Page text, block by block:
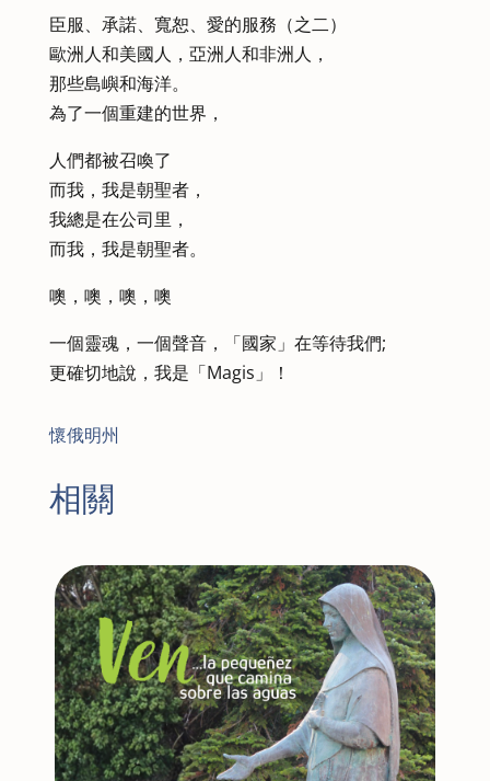
臣服、承諾、寬恕、愛的服務（之二）
歐洲人和美國人，亞洲人和非洲人，
那些島嶼和海洋。
為了一個重建的世界，
人們都被召喚了
而我，我是朝聖者，
我總是在公司里，
而我，我是朝聖者。
噢，噢，噢，噢
一個靈魂，一個聲音，「國家」在等待我們;
更確切地說，我是「Magis」！
懷俄明州
相關